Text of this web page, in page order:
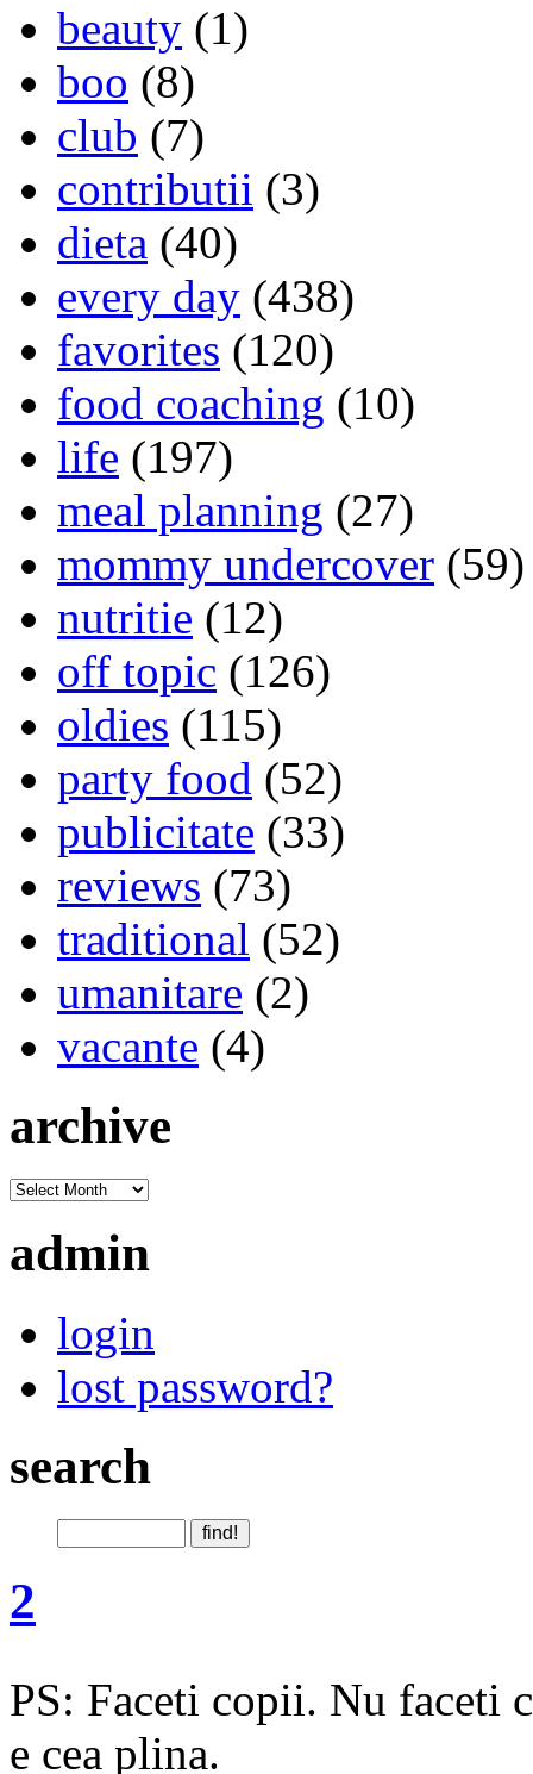
beauty (1)
boo (8)
club (7)
contributii (3)
dieta (40)
every day (438)
favorites (120)
food coaching (10)
life (197)
meal planning (27)
mommy undercover (59)
nutritie (12)
off topic (126)
oldies (115)
party food (52)
publicitate (33)
reviews (73)
traditional (52)
umanitare (2)
vacante (4)
archive
admin
login
lost password?
search
2
PS: Faceti copii. Nu faceti
e cea plina.